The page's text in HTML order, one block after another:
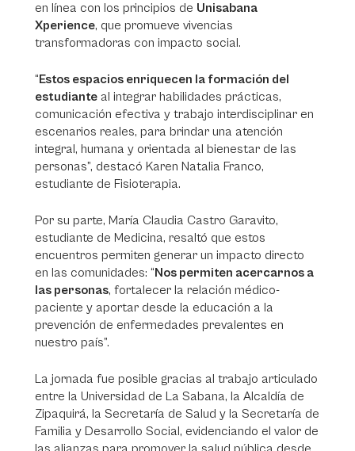
en línea con los principios de Unisabana
Xperience, que promueve vivencias
transformadoras con impacto social.
“Estos espacios enriquecen la formación del
estudiante al integrar habilidades prácticas,
comunicación efectiva y trabajo interdisciplinar en
escenarios reales, para brindar una atención
integral, humana y orientada al bienestar de las
personas”, destacó Karen Natalia Franco,
estudiante de Fisioterapia.
Por su parte, María Claudia Castro Garavito,
estudiante de Medicina, resaltó que estos
encuentros permiten generar un impacto directo
en las comunidades: “Nos permiten acercarnos a
las personas, fortalecer la relación médico-
paciente y aportar desde la educación a la
prevención de enfermedades prevalentes en
nuestro país”.
La jornada fue posible gracias al trabajo articulado
entre la Universidad de La Sabana, la Alcaldía de
Zipaquirá, la Secretaría de Salud y la Secretaría de
Familia y Desarrollo Social, evidenciando el valor de